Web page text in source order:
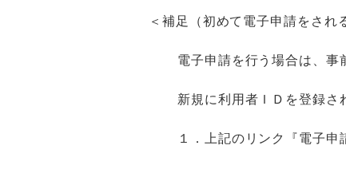
＜補足（初めて電子申請をされ
電子申請を行う場合は、事
新規に利用者ＩＤを登録さ
１．上記のリンク『電子申